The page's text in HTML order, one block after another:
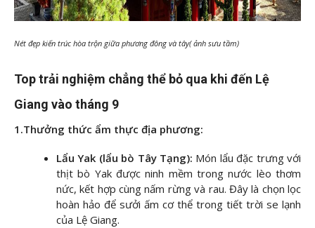
Nét đẹp kiến trúc hòa trộn giữa phương đông và tây( ảnh sưu tầm)
Top trải nghiệm chẳng thể bỏ qua khi đến Lệ
Giang vào tháng 9
1.Thưởng thức ẩm thực địa phương:
Lẩu Yak (lẩu bò Tây Tạng): Món lẩu đặc trưng với
thịt bò Yak được ninh mềm trong nước lèo thơm
nức, kết hợp cùng nấm rừng và rau. Đây là chọn lọc
hoàn hảo để sưởi ấm cơ thể trong tiết trời se lạnh
của Lệ Giang.